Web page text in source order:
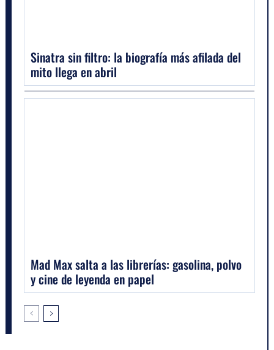
Sinatra sin filtro: la biografía más afilada del
mito llega en abril
Mad Max salta a las librerías: gasolina, polvo
y cine de leyenda en papel